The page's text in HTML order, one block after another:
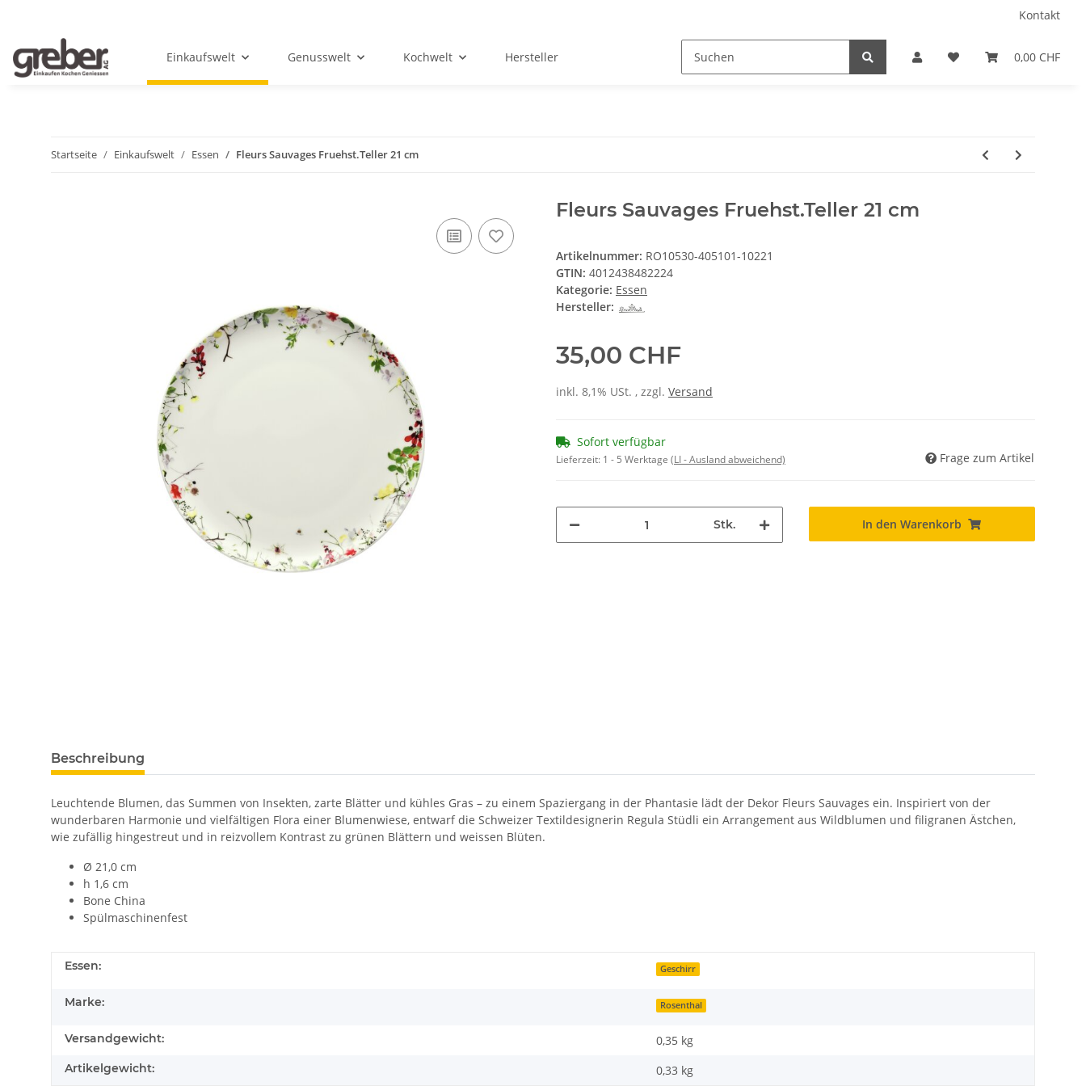
Kontakt
0,00 CHF
Einkaufswelt Genusswelt Kochwelt Hersteller
Startseite Einkaufswelt Essen Fleurs Sauvages Fruehst.Teller 21 cm
Fleurs Sauvages Fruehst.Teller 21 cm
Artikelnummer: RO10530-405101-10221
GTIN: 4012438482224
Kategorie: Essen
Hersteller:
35,00 CHF
inkl. 8,1% USt. , zzgl. Versand
Sofort verfügbar
Lieferzeit: 1 - 5 Werktage (LI - Ausland abweichend) Frage zum Artikel
Stk. In den Warenkorb
Beschreibung
Leuchtende Blumen, das Summen von Insekten, zarte Blätter und kühles Gras – zu einem Spaziergang in der Phantasie lädt der Dekor Fleurs Sauvages ein. Inspiriert von der
wunderbaren Harmonie und vielfältigen Flora einer Blumenwiese, entwarf die Schweizer Textildesignerin Regula Stüdli ein Arrangement aus Wildblumen und filigranen Ästchen,
wie zufällig hingestreut und in reizvollem Kontrast zu grünen Blättern und weissen Blüten.
Ø 21,0 cm
h 1,6 cm
Bone China
Spülmaschinenfest
Essen: Geschirr
Marke: Rosenthal
Versandgewicht: 0,35 kg
Artikelgewicht: 0,33 kg